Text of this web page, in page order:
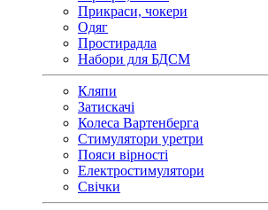
Прикраси, чокери
Одяг
Простирадла
Набори для БДСМ
Кляпи
Затискачі
Колеса Вартенберга
Стимулятори уретри
Пояси вірності
Електростимулятори
Свічки